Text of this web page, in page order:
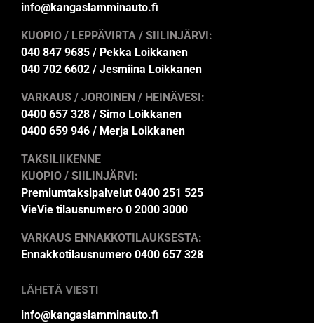
info@kangaslamminauto.fi
KUOPIO / LEPPÄVIRTA / SIILINJÄRVI:
040 847 9685 / Pekka Loikkanen
040 702 6602 / Jesmiina Loikkanen
VARKAUS / JOROINEN / HEINÄVESI:
0400 657 328 / Simo Loikkanen
0400 659 946 / Merja Loikkanen
TAKSILIIKENNE
KUOPIO / SIILINJÄRVI:
Premiumtaksipalvelut 0400 251 525
VieVie tilausnumero 0 2000 3000
VARKAUS ENNAKKOTILAUKSESTA:
Ennakkotilausnumero 0400 657 328
LÄHETÄ VIESTI
info@kangaslamminauto.fi